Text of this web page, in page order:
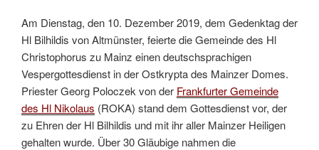
Am Dienstag, den 10. Dezember 2019, dem Gedenktag der
Hl Bilhildis von Altmünster, feierte die Gemeinde des Hl
Christophorus zu Mainz einen deutschsprachigen
Vespergottesdienst in der Ostkrypta des Mainzer Domes.
Priester Georg Poloczek von der Frankfurter Gemeinde
des Hl Nikolaus (ROKA) stand dem Gottesdienst vor, der
zu Ehren der Hl Bilhildis und mit ihr aller Mainzer Heiligen
gehalten wurde. Über 30 Gläubige nahmen die